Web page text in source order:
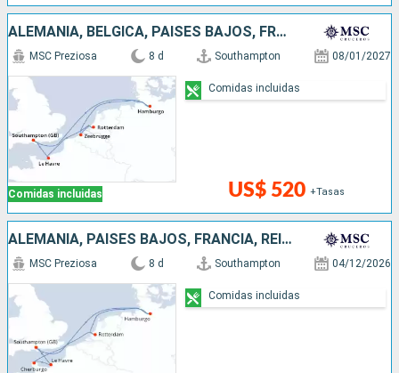
ALEMANIA, BÉLGICA, PAISES BAJOS, FRANCIA, REINO UNIDO
Comidas incluidas
MSC Preziosa 8 d Southampton 08/01/2027
US$ 520 +Tasas
Comidas incluidas
ALEMANIA, PAISES BAJOS, FRANCIA, REINO UNIDO
MSC Preziosa 8 d Southampton 04/12/2026
Comidas incluidas